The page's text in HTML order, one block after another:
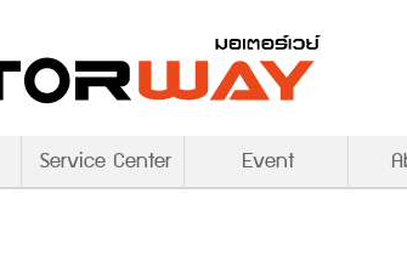
Service Center Event